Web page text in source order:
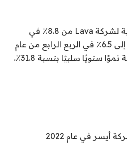
انخفضت الحصة السوقية لشركة Lava من 8.8٪ في
الربع الرابع من عام 2021 إلى 6.5٪ في الربع الرابع من عام
أيسر في عام 2022